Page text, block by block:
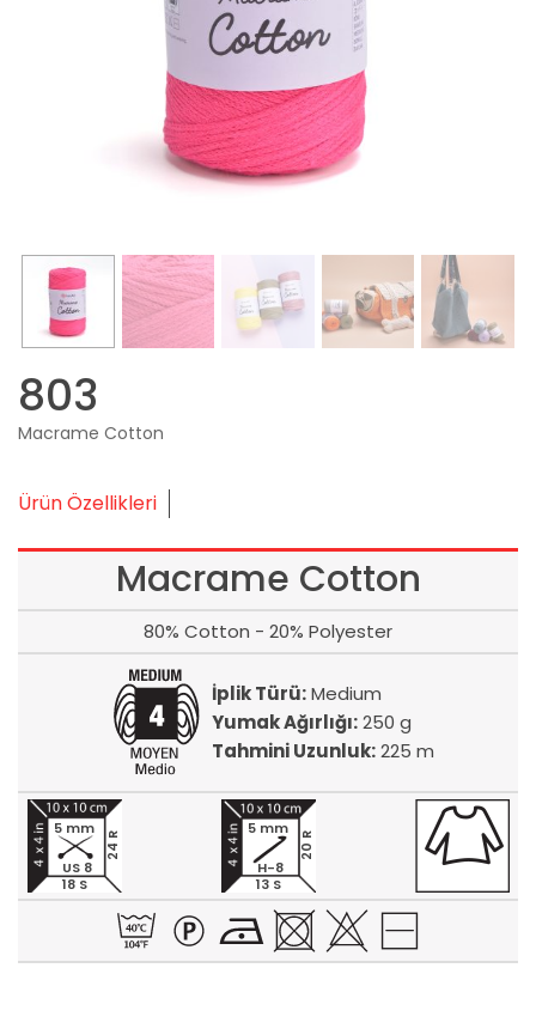
803
Macrame Cotton
Ürün Özellikleri
Macrame Cotton
80% Cotton - 20% Polyester
İplik Türü:Medium
Yumak Ağırlığı:250 g
Tahmini Uzunluk:225 m
18 S
24 R
5 mm
US 8
13 S
20 R
5 mm
H-8